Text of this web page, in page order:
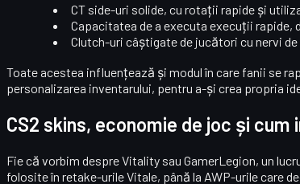
CT side-uri solide, cu rotații rapide și
Capacitatea de a executa execuții rapide,
Clutch-uri câștigate de jucători cu nervi
Toate acestea influențează și modul în care fanii se
personalizarea inventarului, pentru a-și crea propria
CS2 skins, economie de joc și
Fie că vorbim despre Vitality sau GamerLegion, un
folosite în retake-urile Vitale, până la AWP-urile care